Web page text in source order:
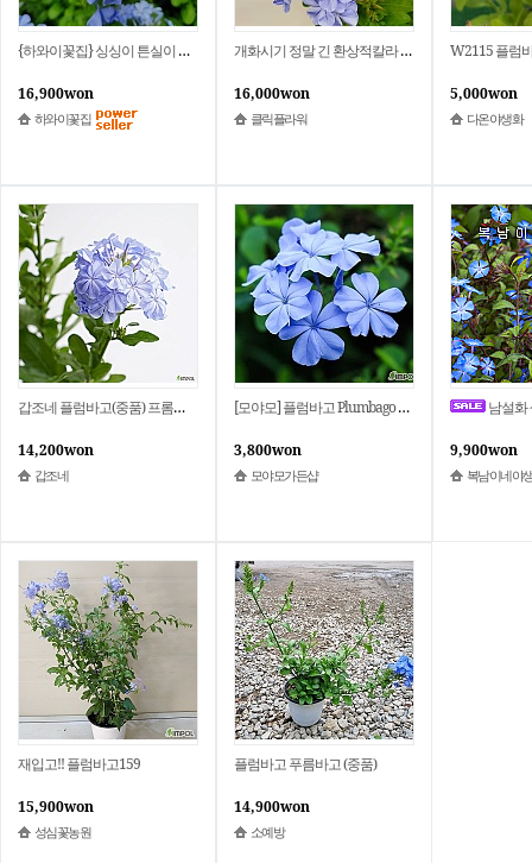
{하와이꽃집} 싱싱이 튼실이 플럼바고 중품 초특가
16,900won
하와이꽃집
개화시기 정말 긴 환상적칼라 하늘색 프롬바코 플럼바고 푸름바고 프롬바고
16,000won
클릭플라워
W2115 플럼
5,000won
다온야생화
갑조네 플럼바고(중품) 프롬바고 야생화 봄꽃 프럼바고
14,200won
갑조네
[모야모] 플럼바고 Plumbago 씨앗 10립
3,800won
모야모가든샵
남설화 색상랜덤 [3개 복남이
9,900won
복남이네야
재입고!! 플럼바고159
15,900won
성심꽃농원
플럼바고 푸름바고 (중품)
14,900won
소예방